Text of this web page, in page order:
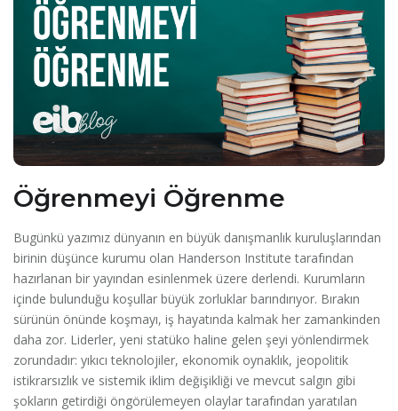
Öğrenmeyi Öğrenme
Bugünkü yazımız dünyanın en büyük danışmanlık kuruluşlarından
birinin düşünce kurumu olan Handerson Institute tarafından
hazırlanan bir yayından esinlenmek üzere derlendi. Kurumların
içinde bulunduğu koşullar büyük zorluklar barındırıyor. Bırakın
sürünün önünde koşmayı, iş hayatında kalmak her zamankinden
daha zor. Liderler, yeni statüko haline gelen şeyi yönlendirmek
zorundadır: yıkıcı teknolojiler, ekonomik oynaklık, jeopolitik
istikrarsızlık ve sistemik iklim değişikliği ve mevcut salgın gibi
şokların getirdiği öngörülemeyen olaylar tarafından yaratılan